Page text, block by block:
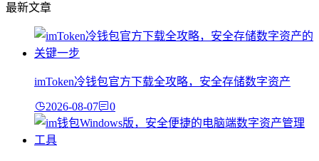
最新文章
imToken冷钱包官方下载全攻略，安全存储数字资产
2026-08-07 0